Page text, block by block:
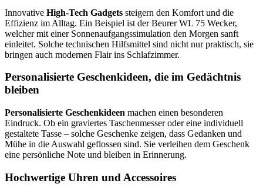
Innovative High-Tech Gadgets steigern den Komfort und die
Effizienz im Alltag. Ein Beispiel ist der Beurer WL 75 Wecker,
welcher mit einer Sonnenaufgangssimulation den Morgen sanft
einleitet. Solche technischen Hilfsmittel sind nicht nur praktisch, sie
bringen auch modernen Flair ins Schlafzimmer.
Personalisierte Geschenkideen, die im Gedächtnis
bleiben
Personalisierte Geschenkideen machen einen besonderen
Eindruck. Ob ein graviertes Taschenmesser oder eine individuell
gestaltete Tasse – solche Geschenke zeigen, dass Gedanken und
Mühe in die Auswahl geflossen sind. Sie verleihen dem Geschenk
eine persönliche Note und bleiben in Erinnerung.
Hochwertige Uhren und Accessoires